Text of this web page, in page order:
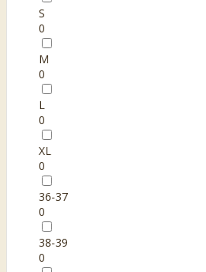
S
0
M
0
L
0
XL
0
36-37
0
38-39
0